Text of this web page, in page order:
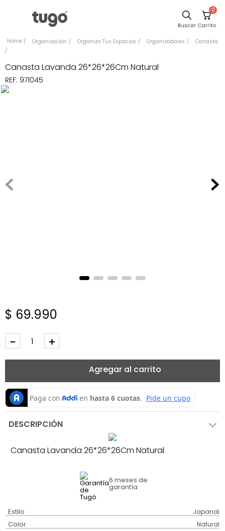
0
Organización Organiza Tus Espacios Organizadores Canasta
Canasta Lavanda 26*26*26Cm Natural
REF: 971045
$ 69.990
＋
－
Agregar al carrito
DESCRIPCIÓN
Canasta Lavanda 26*26*26Cm Natural
6 meses de
garantía
Estilo Japandi
Color Natural
Escritorio